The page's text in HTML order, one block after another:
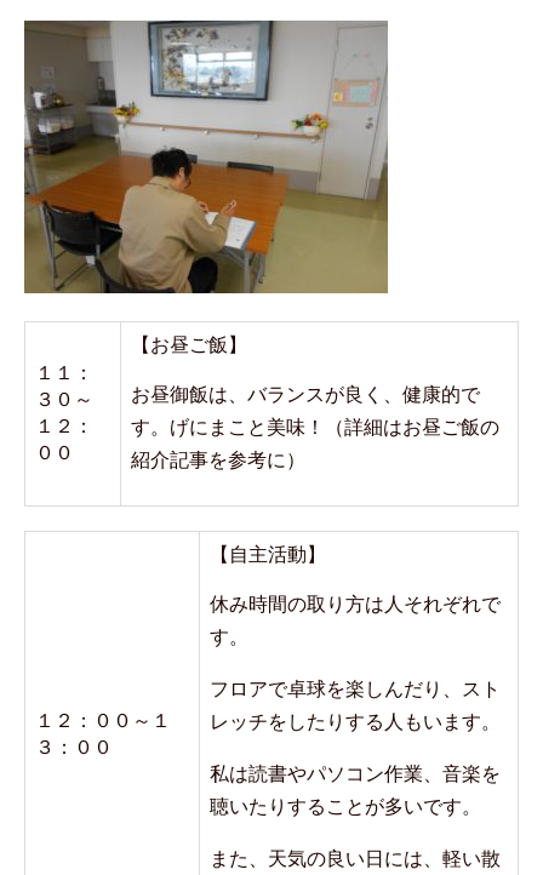
１１：
３０～
１２：
００
【お昼ご飯】
お昼御飯は、バランスが良く、健康的で
す。げにまこと美味！（詳細はお昼ご飯の
紹介記事を参考に）
１２：００～１
３：００
【自主活動】
休み時間の取り方は人それぞれで
す。
フロアで卓球を楽しんだり、スト
レッチをしたりする人もいます。
私は読書やパソコン作業、音楽を
聴いたりすることが多いです。
また、天気の良い日には、軽い散